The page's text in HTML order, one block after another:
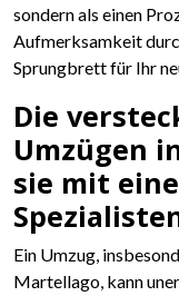
sondern als einen
Aufmerksamkeit
Sprungbrett für Ihr
Die
Umzügen
sie mit
Ein Umzug,
Martellago, kann